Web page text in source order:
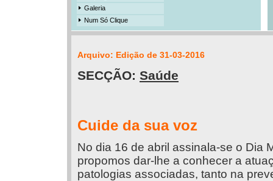
Galeria
Num Só Clique
Arquivo: Edição de 31-03-2016
SECÇÃO: Saúde
Cuide da sua voz
No dia 16 de abril assinala-se o Dia
propomos dar-lhe a conhecer a
patologias associadas, tanto na